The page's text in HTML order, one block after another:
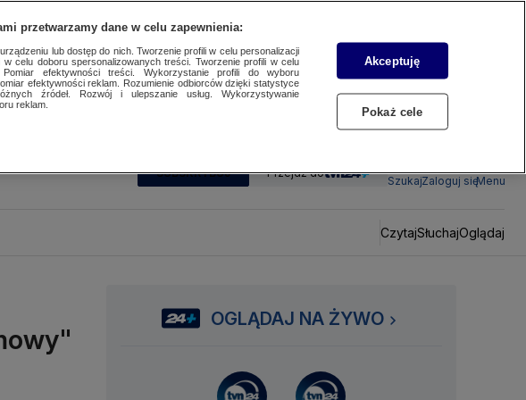
SUBSKRYBUJ Przejdź do
SzukajZaloguj sięMenu
CzytajSłuchajOglądaj
OGLĄDAJ NA ŻYWO
przetwarzamy dane w celu zapewnienia:
lub dostęp do nich. Tworzenie profili w celu personalizacji
celu doboru spersonalizowanych treści. Tworzenie profili w celu
Pomiar efektywności treści. Wykorzystanie profili do wyboru
efektywności reklam. Rozumienie odbiorców dzięki statystyce
źródeł. Rozwój i ulepszanie usług. Wykorzystywanie
reklam.
Akceptuję
Pokaż cele